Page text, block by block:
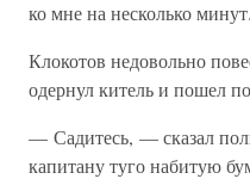
ко мне на несколько минут.
Клокотов недовольно
одернул китель и пошел
— Садитесь, — сказал
капитану туго набитую